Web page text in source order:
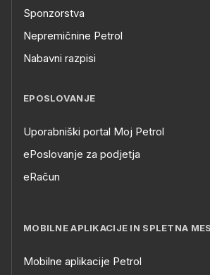
Sponzorstva
Nepremičnine Petrol
Nabavni razpisi
EPOSLOVANJE
Uporabniški portal Moj Petrol
ePoslovanje za podjetja
eRačun
MOBILNE APLIKACIJE IN SPLETNA
Mobilne aplikacije Petrol